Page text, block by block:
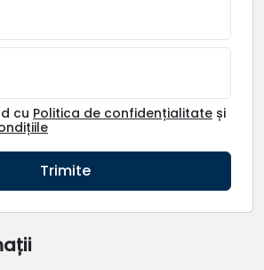
cu Politica de confidențialitate și
Trimite